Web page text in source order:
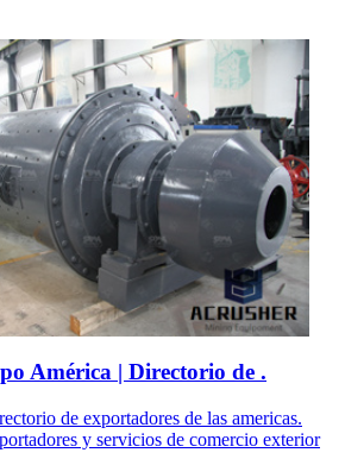
América | Directorio de .
de exportadores de las americas.
y servicios de comercio exterior